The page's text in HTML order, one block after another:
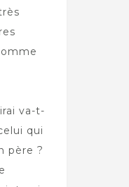
va-t-
qui
père ?